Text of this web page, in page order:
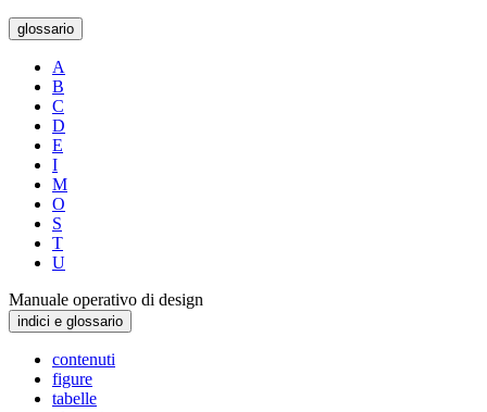
glossario
A
B
C
D
E
I
M
O
S
T
U
Manuale operativo di design
indici e glossario
contenuti
figure
tabelle